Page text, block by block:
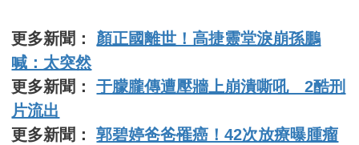
更多新聞： 顏正國離世！高捷靈堂淚崩孫鵬
喊：太突然
更多新聞：于朦朧傳遭壓牆上崩潰嘶吼 2酷刑
片流出
更多新聞：郭碧婷爸爸罹癌！42次放療曝腫瘤